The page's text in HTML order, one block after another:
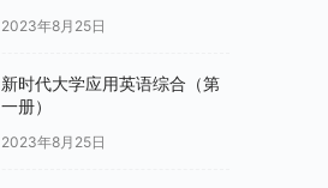
2023年8月25日
新时代大学应用英语综合（第
一册）
2023年8月25日